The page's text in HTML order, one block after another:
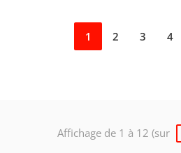
1 2 3 4
Affichage de 1 à 12 (sur